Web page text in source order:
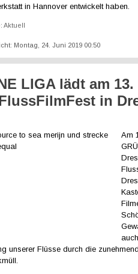
in Hannover entwickelt haben.
Aktuell
Montag, 24. Juni 2019 00:50
LIGA lädt am
in
Am
unserer Flüsse durch die